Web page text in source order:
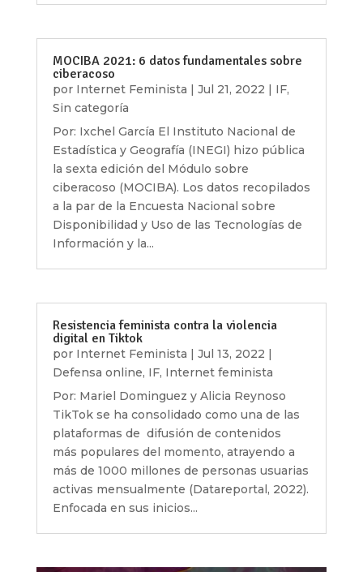
MOCIBA 2021: 6 datos fundamentales sobre
ciberacoso
por Internet Feminista | Jul 21, 2022 | IF,
Sin categoría
Por: Ixchel García El Instituto Nacional de
Estadística y Geografía (INEGI) hizo pública
la sexta edición del Módulo sobre
ciberacoso (MOCIBA). Los datos recopilados
a la par de la Encuesta Nacional sobre
Disponibilidad y Uso de las Tecnologías de
Información y la...
Resistencia feminista contra la violencia
digital en Tiktok
por Internet Feminista | Jul 13, 2022 |
Defensa online, IF, Internet feminista
Por: Mariel Dominguez y Alicia Reynoso
TikTok se ha consolidado como una de las
plataformas de difusión de contenidos
más populares del momento, atrayendo a
más de 1000 millones de personas usuarias
activas mensualmente (Datareportal, 2022).
Enfocada en sus inicios...